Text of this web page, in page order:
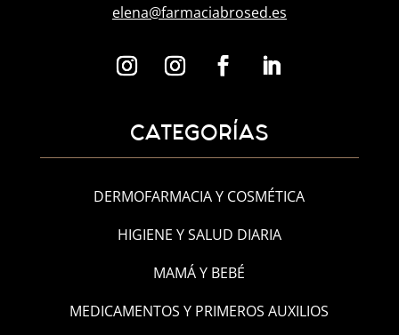
elena@farmaciabrosed.es
CATEGORÍAS
DERMOFARMACIA Y COSMÉTICA
HIGIENE Y SALUD DIARIA
MAMÁ Y BEBÉ
MEDICAMENTOS Y PRIMEROS AUXILIOS